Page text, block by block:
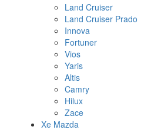
Land Cruiser
Land Cruiser Prado
Innova
Fortuner
Vios
Yaris
Altis
Camry
Hilux
Zace
Xe Mazda